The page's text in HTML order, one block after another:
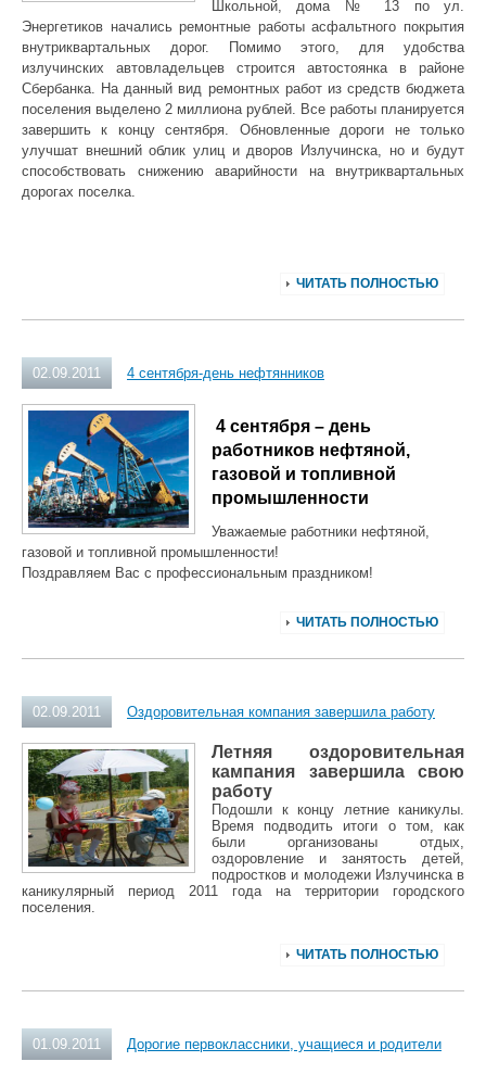
Школьной, дома № 13 по ул.
Энергетиков начались ремонтные работы асфальтного покрытия
внутриквартальных дорог. Помимо этого, для удобства
излучинских автовладельцев строится автостоянка в районе
Сбербанка. На данный вид ремонтных работ из средств бюджета
поселения выделено 2 миллиона рублей. Все работы планируется
завершить к концу сентября. Обновленные дороги не только
улучшат внешний облик улиц и дворов Излучинска, но и будут
способствовать снижению аварийности на внутриквартальных
дорогах поселка.
ЧИТАТЬ ПОЛНОСТЬЮ
02.09.2011 4 сентября-день нефтянников
4 сентября – день
работников нефтяной,
газовой и топливной
промышленности
Уважаемые работники нефтяной,
газовой и топливной промышленности!
Поздравляем Вас с профессиональным праздником!
ЧИТАТЬ ПОЛНОСТЬЮ
02.09.2011 Оздоровительная компания завершила работу
Летняя оздоровительная
кампания завершила свою
работу
Подошли к концу летние каникулы.
Время подводить итоги о том, как
были организованы отдых,
оздоровление и занятость детей,
подростков и молодежи Излучинска в
каникулярный период 2011 года на территории городского
поселения.
ЧИТАТЬ ПОЛНОСТЬЮ
01.09.2011 Дорогие первоклассники, учащиеся и родители